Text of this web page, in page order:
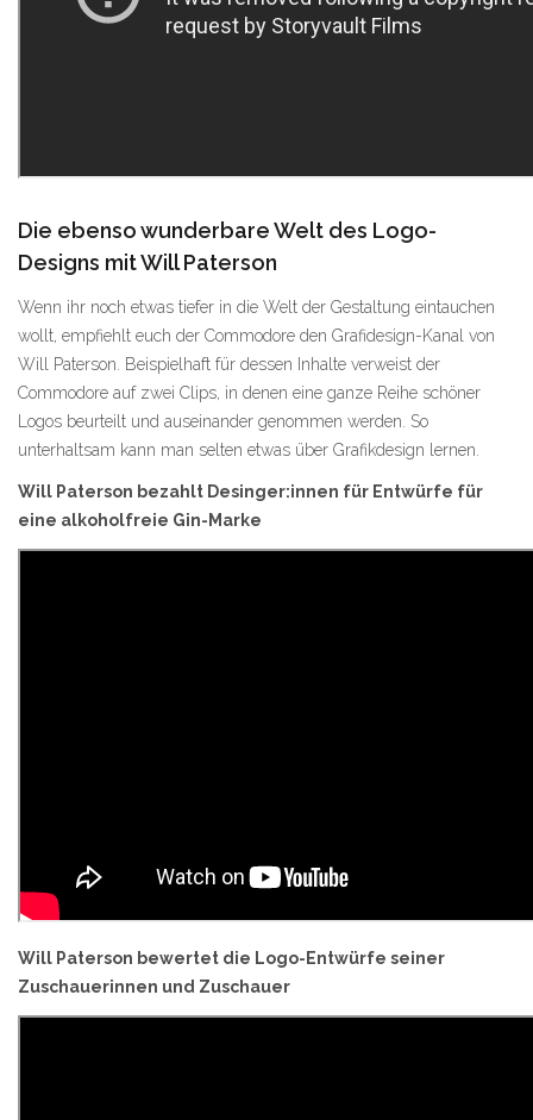
Die ebenso wunderbare Welt des Logo-
Designs mit Will Paterson
Wenn ihr noch etwas tiefer in die Welt der Gestaltung eintauchen
wollt, empfiehlt euch der Commodore den Grafidesign-Kanal von
Will Paterson. Beispielhaft für dessen Inhalte verweist der
Commodore auf zwei Clips, in denen eine ganze Reihe schöner
Logos beurteilt und auseinander genommen werden. So
unterhaltsam kann man selten etwas über Grafikdesign lernen.
Will Paterson bezahlt Desinger:innen für Entwürfe für
eine alkoholfreie Gin-Marke
Will Paterson bewertet die Logo-Entwürfe seiner
Zuschauerinnen und Zuschauer